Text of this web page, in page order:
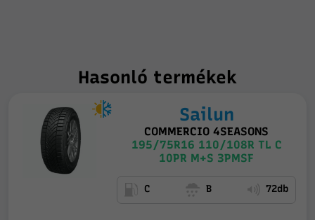
Hasonló termékek
Sailun
COMMERCIO 4SEASONS
195/75R16 110/108R TL C
10PR M+S 3PMSF
C B 72db